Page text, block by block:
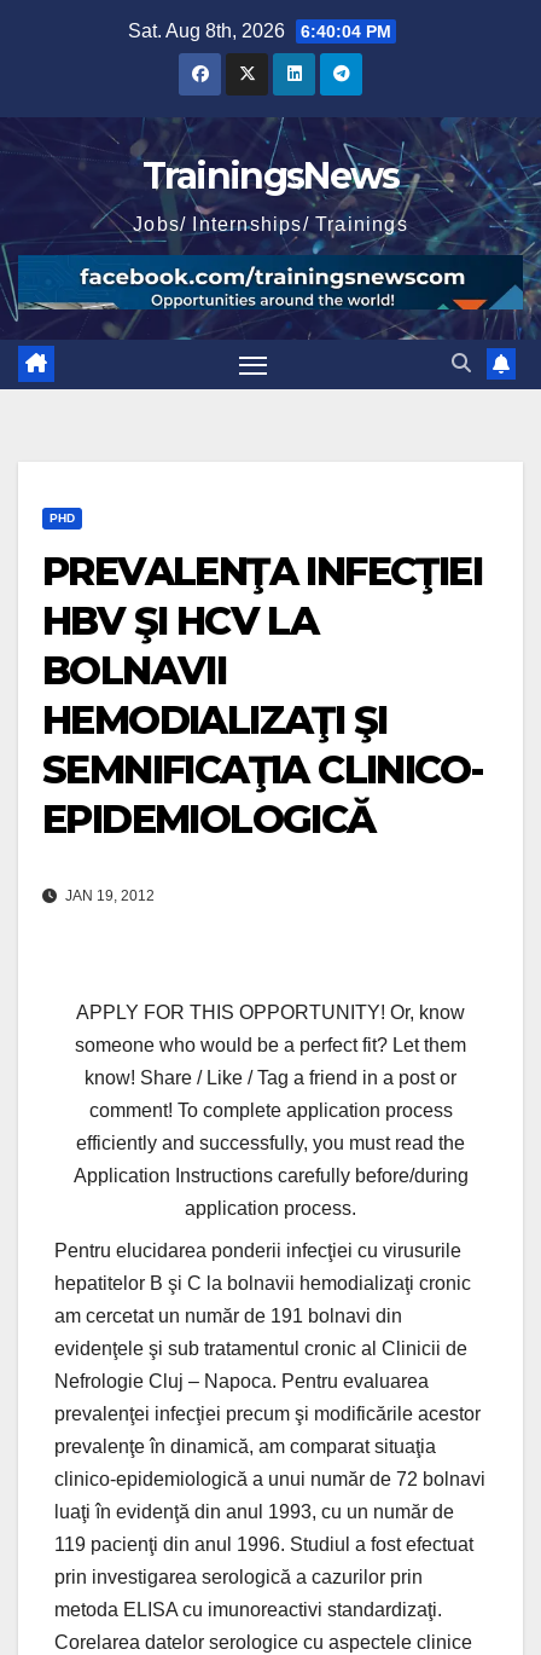
Sat. Aug 8th, 2026 6:40:05 PM
TrainingsNews
Jobs/ Internships/ Trainings
PHD
PREVALENŢA INFECŢIEI
HBV ŞI HCV LA
BOLNAVII
HEMODIALIZAŢI ŞI
SEMNIFICAŢIA CLINICO-
EPIDEMIOLOGICĂ
JAN 19, 2012
APPLY FOR THIS OPPORTUNITY! Or, know
someone who would be a perfect fit? Let them
know! Share / Like / Tag a friend in a post or
comment! To complete application process
efficiently and successfully, you must read the
Application Instructions carefully before/during
application process.
Pentru elucidarea ponderii infecţiei cu virusurile
hepatitelor B şi C la bolnavii hemodializaţi cronic
am cercetat un număr de 191 bolnavi din
evidenţele şi sub tratamentul cronic al Clinicii de
Nefrologie Cluj – Napoca. Pentru evaluarea
prevalenţei infecţiei precum şi modificările acestor
prevalenţe în dinamică, am comparat situaţia
clinico-epidemiologică a unui număr de 72 bolnavi
luaţi în evidenţă din anul 1993, cu un număr de
119 pacienţi din anul 1996. Studiul a fost efectuat
prin investigarea serologică a cazurilor prin
metoda ELISA cu imunoreactivi standardizaţi.
Corelarea datelor serologice cu aspectele clinice